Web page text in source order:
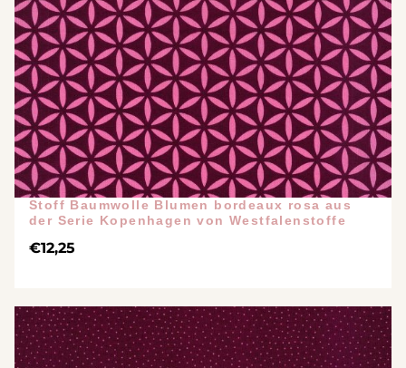
Stoff Baumwolle Blumen bordeaux rosa aus
der Serie Kopenhagen von Westfalenstoffe
€12,25